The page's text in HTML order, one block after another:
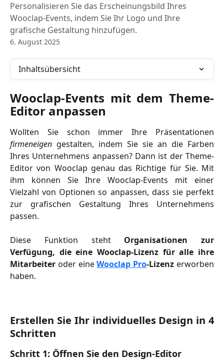
Personalisieren Sie das Erscheinungsbild Ihres
Wooclap-Events, indem Sie Ihr Logo und Ihre
grafische Gestaltung hinzufügen.
6. August 2025
Inhaltsübersicht
Wooclap-Events mit dem Theme-
Editor anpassen
Wollten Sie schon immer Ihre Präsentationen
firmeneigen gestalten, indem Sie sie an die Farben
Ihres Unternehmens anpassen? Dann ist der Theme-
Editor von Wooclap genau das Richtige für Sie. Mit
ihm können Sie Ihre Wooclap-Events mit einer
Vielzahl von Optionen so anpassen, dass sie perfekt
zur grafischen Gestaltung Ihres Unternehmens
passen.
Diese Funktion steht Organisationen zur
Verfügung, die eine Wooclap-Lizenz für alle ihre
Mitarbeiter oder eineWooclap Pro-Lizenz erworben
haben.
Erstellen Sie Ihr individuelles Design in 4
Schritten
Schritt 1: Öffnen Sie den Design-Editor